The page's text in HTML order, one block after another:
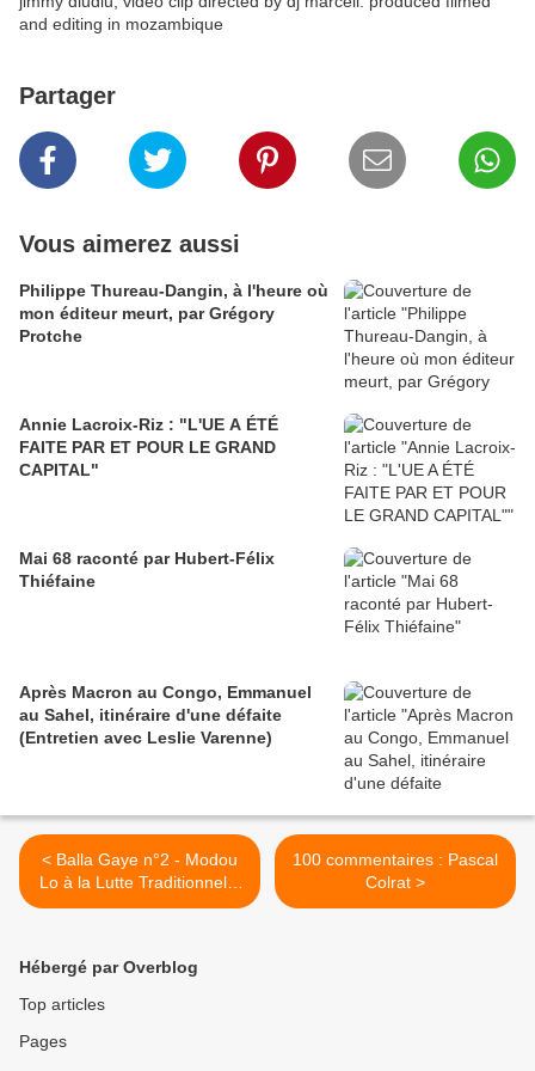
and editing in mozambique
Partager
Vous aimerez aussi
Philippe Thureau-Dangin, à l'heure où
mon éditeur meurt, par Grégory
Protche
Annie Lacroix-Riz : "L'UE A ÉTÉ
FAITE PAR ET POUR LE GRAND
CAPITAL"
Mai 68 raconté par Hubert-Félix
Thiéfaine
Après Macron au Congo, Emmanuel
au Sahel, itinéraire d'une défaite
(Entretien avec Leslie Varenne)
< Balla Gaye n°2 - Modou
Lo à la Lutte Traditionnelle
Sénégalaise "Lamb"
100 commentaires : Pascal
Colrat >
Hébergé par Overblog
Top articles
Pages